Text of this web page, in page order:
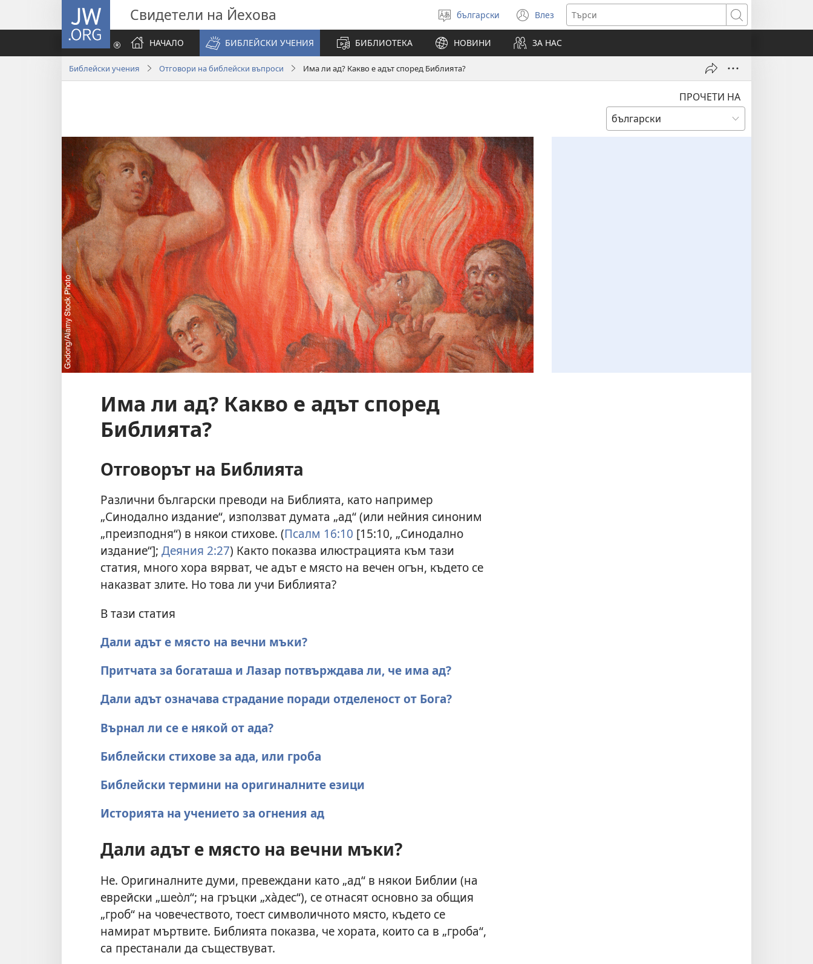
JW.ORG Свидетели на Йехова
Избери
език
български Влез
(отваря
нов
прозорец)
Търси
НАЧАЛО
БИБЛЕЙСКИ УЧЕНИЯ БИБЛИОТЕКА НОВИНИ ЗА НАС
Библейски учения Отговори на библейски въпроси Има ли ад? Какво е адът според Библията?
ПРОЧЕТИ НА
Има ли ад? Какво е адът според
Библията?
Отговорът на Библията
Различни български преводи на Библията, като например
„Синодално издание“, използват думата „ад“ (или нейния синоним
„преизподня“) в някои стихове. (Псалм 16:10 [15:10, „Синодално
издание“]; Деяния 2:27) Както показва илюстрацията към тази
статия, много хора вярват, че адът е място на вечен огън, където се
наказват злите. Но това ли учи Библията?
В тази статия
Дали адът е място на вечни мъки?
Притчата за богаташа и Лазар потвърждава ли, че има ад?
Дали адът означава страдание поради отделеност от Бога?
Върнал ли се е някой от ада?
Библейски стихове за ада, или гроба
Библейски термини на оригиналните езици
Историята на учението за огнения ад
Дали адът е място на вечни мъки?
Не. Оригиналните думи, превеждани като „ад“ в някои Библии (на
еврейски „шео̀л“; на гръцки „ха̀дес“), се отнасят основно за общия
„гроб“ на човечеството, тоест символичното място, където се
намират мъртвите. Библията показва, че хората, които са в „гроба“,
са престанали да съществуват.